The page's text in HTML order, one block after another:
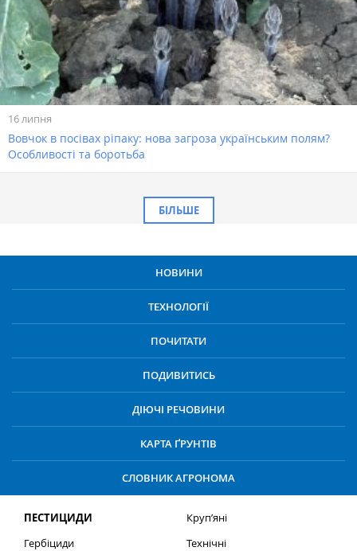
16 липня
Вовчок в посівах ріпаку: нова загроза українським полям?
Особливості та боротьба
БІЛЬШЕ
НОВИНИ
ТЕХНОЛОГІЇ
ПОЧИТАТИ
ПОДИВИТИСЬ
ДІЮЧІ РЕЧОВИНИ
КАРТА ҐРУНТІВ
СЛОВНИК АГРОНОМА
ПЕСТИЦИДИ
Гербіциди
Круп’яні
Технічні